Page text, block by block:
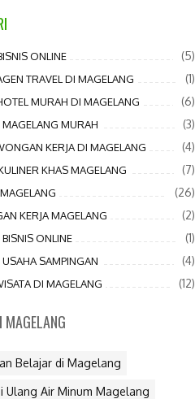
ONLINE (5)
TRAVEL DI MAGELANG (1)
MURAH DI MAGELANG (6)
MURAH (3)
KERJA DI MAGELANG (4)
KHAS MAGELANG (7)
MAGELANG (26)
KERJA MAGELANG (2)
ONLINE (1)
USAHA SAMPINGAN (4)
DI MAGELANG (12)
MAGELANG
Belajar di Magelang
Ulang Air Minum Magelang